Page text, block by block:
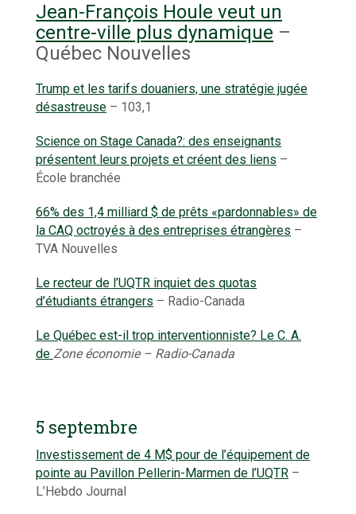
Jean-François Houle veut un
centre-ville plus dynamique –
Québec Nouvelles
Trump et les tarifs douaniers, une stratégie jugée
désastreuse – 103,1
Science on Stage Canada?: des enseignants
présentent leurs projets et créent des liens –
École branchée
66% des 1,4 milliard $ de prêts «pardonnables» de
la CAQ octroyés à des entreprises étrangères –
TVA Nouvelles
Le recteur de l’UQTR inquiet des quotas
d’étudiants étrangers – Radio-Canada
Le Québec est-il trop interventionniste? Le C. A.
de Zone économie – Radio-Canada
5 septembre
Investissement de 4 M$ pour de l’équipement de
pointe au Pavillon Pellerin-Marmen de l’UQTR –
L’Hebdo Journal